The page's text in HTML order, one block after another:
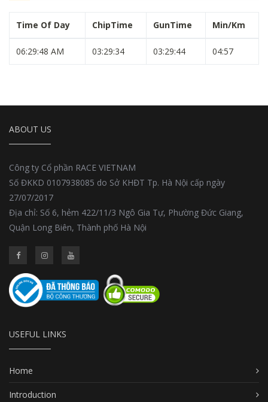
Time Of Day ChipTime GunTime Min/Km
06:29:48 AM 03:29:34 03:29:44 04:57
ABOUT US
Công ty Cổ phần RACE VIETNAM
Số ĐKKD 0107938085 do Sở KHĐT Tp. Hà Nội cấp ngày
27/07/2017
Địa chỉ: Số 6, hẻm 422/11/3 Ngô Gia Tự, Phường Đức Giang,
Quận Long Biên, Thành phố Hà Nội
USEFUL LINKS
Home
Introduction